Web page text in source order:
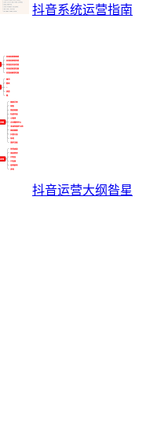
抖音系统运营指南
抖音运营大纲昝星